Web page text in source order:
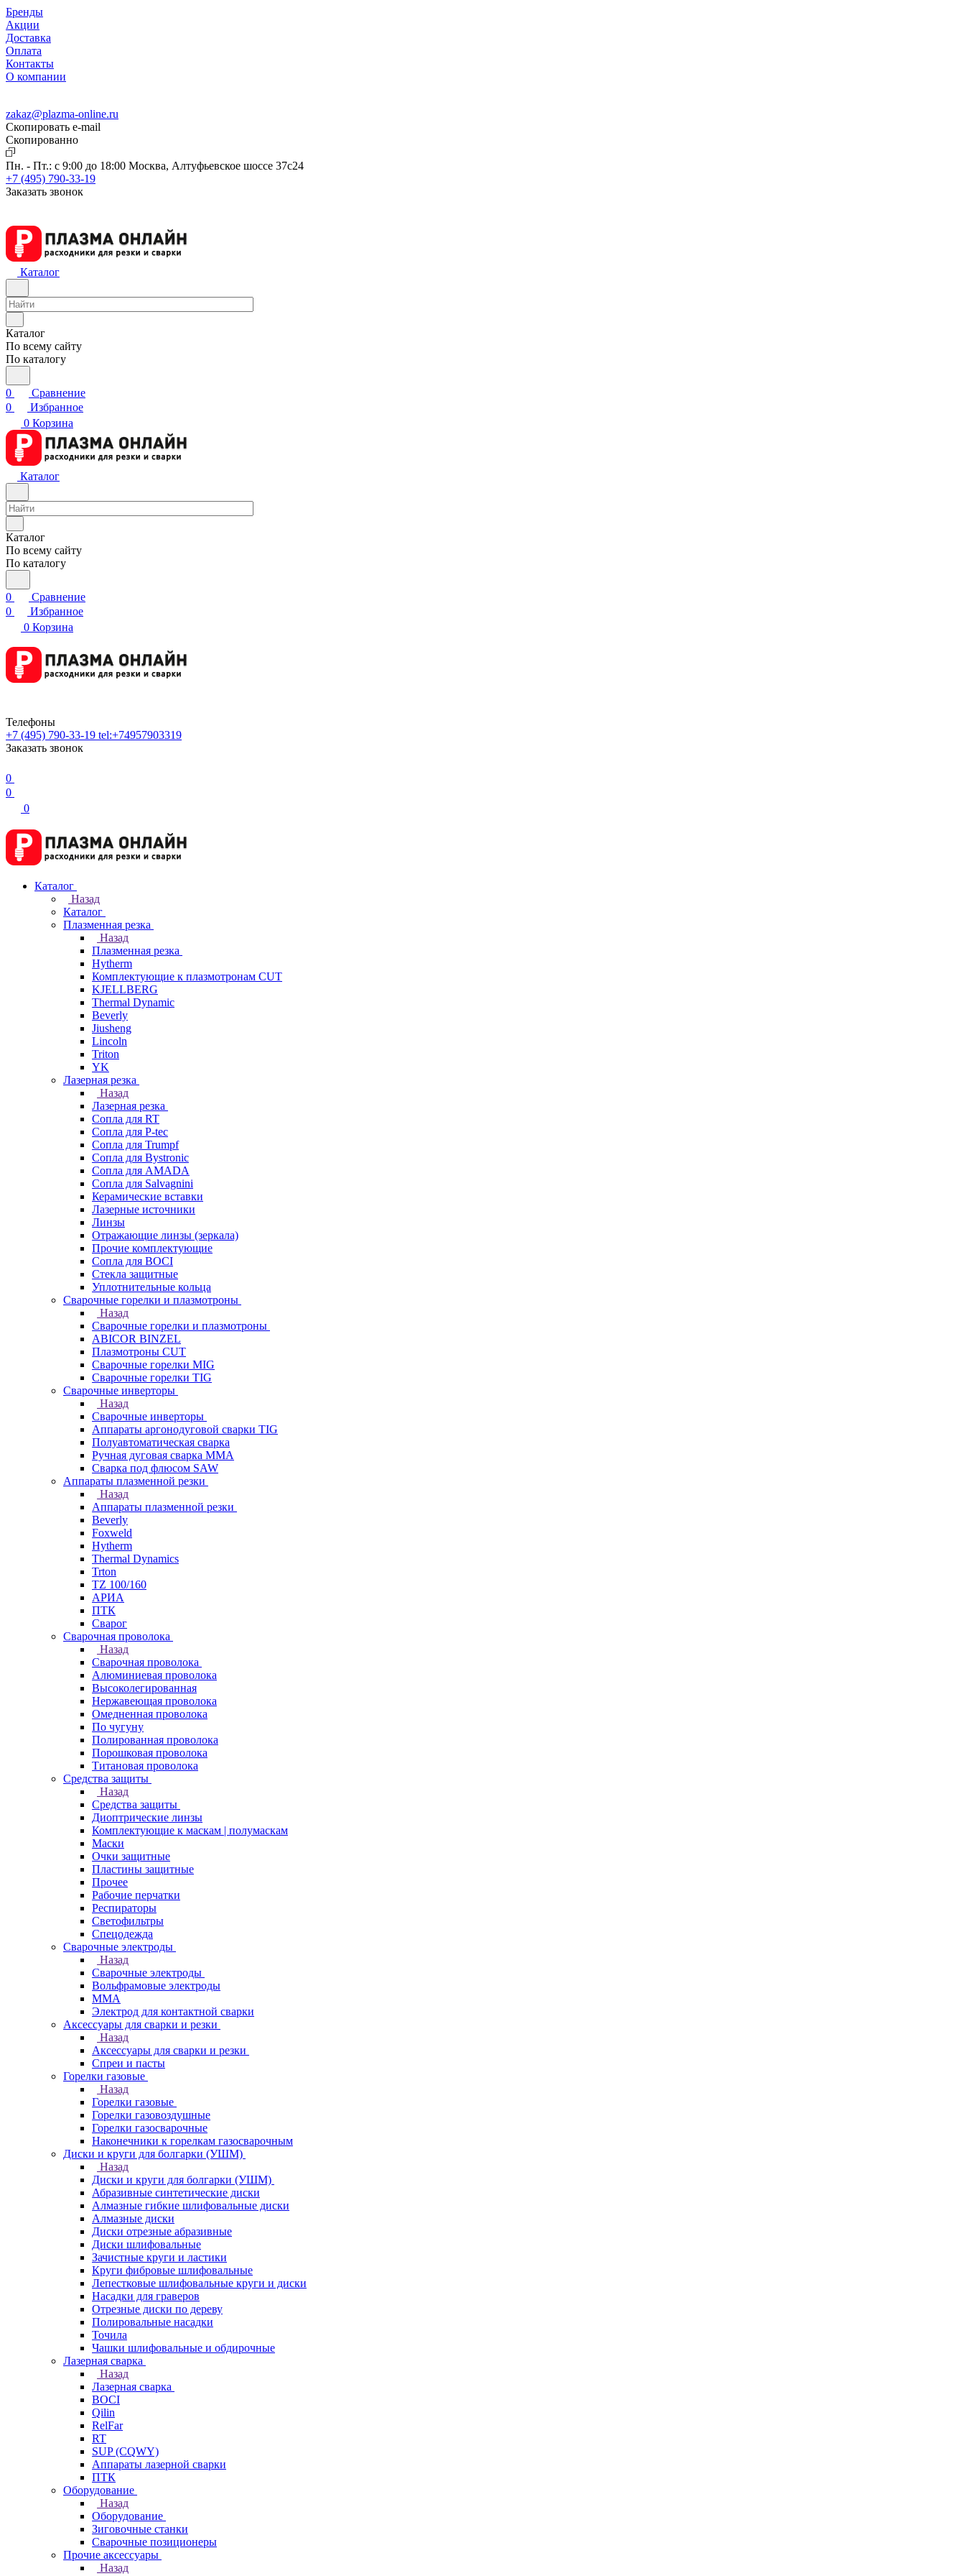
Бренды
Акции
Доставка
Оплата
Контакты
О компании
zakaz@plazma-online.ru
Скопировать e-mail
Cкопированно
Пн. - Пт.: с 9:00 до 18:00 Москва, Алтуфьевское шоссе 37с24
+7 (495) 790-33-19
Заказать звонок
Каталог
Каталог
По всему сайту
По каталогу
0
Сравнение
0
Избранное
0 Корзина
Каталог
Каталог
По всему сайту
По каталогу
0
Сравнение
0
Избранное
0 Корзина
Телефоны
+7 (495) 790-33-19 tel:+74957903319
Заказать звонок
0
0
0
Каталог
Назад
Каталог
Плазменная резка
Назад
Плазменная резка
Hytherm
Комплектующие к плазмотронам CUT
KJELLBERG
Thermal Dynamic
Beverly
Jiusheng
Lincoln
Triton
YK
Лазерная резка
Назад
Лазерная резка
Сопла для RT
Сопла для P-tec
Сопла для Trumpf
Сопла для Bystronic
Сопла для AMADA
Сопла для Salvagnini
Керамические вставки
Лазерные источники
Линзы
Отражающие линзы (зеркала)
Прочие комплектующие
Сопла для BOCI
Стекла защитные
Уплотнительные кольца
Сварочные горелки и плазмотроны
Назад
Сварочные горелки и плазмотроны
ABICOR BINZEL
Плазмотроны CUT
Сварочные горелки MIG
Сварочные горелки TIG
Сварочные инверторы
Назад
Сварочные инверторы
Аппараты аргонодуговой сварки TIG
Полуавтоматическая сварка
Ручная дуговая сварка MMA
Сварка под флюсом SAW
Аппараты плазменной резки
Назад
Аппараты плазменной резки
Beverly
Foxweld
Hytherm
Thermal Dynamics
Trton
TZ 100/160
АРИА
ПТК
Сварог
Сварочная проволока
Назад
Сварочная проволока
Алюминиевая проволока
Высоколегированная
Нержавеющая проволока
Омедненная проволока
По чугуну
Полированная проволока
Порошковая проволока
Титановая проволока
Средства защиты
Назад
Средства защиты
Диоптрические линзы
Комплектующие к маскам | полумаскам
Маски
Очки защитные
Пластины защитные
Прочее
Рабочие перчатки
Респираторы
Светофильтры
Спецодежда
Сварочные электроды
Назад
Сварочные электроды
Вольфрамовые электроды
ММА
Электрод для контактной сварки
Аксессуары для сварки и резки
Назад
Аксессуары для сварки и резки
Спреи и пасты
Горелки газовые
Назад
Горелки газовые
Горелки газовоздушные
Горелки газосварочные
Наконечники к горелкам газосварочным
Диски и круги для болгарки (УШМ)
Назад
Диски и круги для болгарки (УШМ)
Абразивные синтетические диски
Алмазные гибкие шлифовальные диски
Алмазные диски
Диски отрезные абразивные
Диски шлифовальные
Зачистные круги и ластики
Круги фибровые шлифовальные
Лепестковые шлифовальные круги и диски
Насадки для граверов
Отрезные диски по дереву
Полировальные насадки
Точила
Чашки шлифовальные и обдирочные
Лазерная сварка
Назад
Лазерная сварка
BOCI
Qilin
RelFar
RT
SUP (CQWY)
Аппараты лазерной сварки
ПТК
Оборудование
Назад
Оборудование
Зиговочные станки
Сварочные позиционеры
Прочие аксессуары
Назад